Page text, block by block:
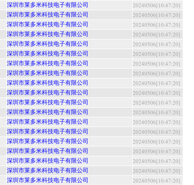
深圳市莱多米科技电子有限公司 20240506[10:47:20]
深圳市莱多米科技电子有限公司 20240506[10:47:20]
深圳市莱多米科技电子有限公司 20240506[10:47:20]
深圳市莱多米科技电子有限公司 20240506[10:47:20]
深圳市莱多米科技电子有限公司 20240506[10:47:20]
深圳市莱多米科技电子有限公司 20240506[10:47:20]
深圳市莱多米科技电子有限公司 20240506[10:47:20]
深圳市莱多米科技电子有限公司 20240506[10:47:20]
深圳市莱多米科技电子有限公司 20240506[10:47:20]
深圳市莱多米科技电子有限公司 20240506[10:47:20]
深圳市莱多米科技电子有限公司 20240506[10:47:20]
深圳市莱多米科技电子有限公司 20240506[10:47:20]
深圳市莱多米科技电子有限公司 20240506[10:47:20]
深圳市莱多米科技电子有限公司 20240506[10:47:20]
深圳市莱多米科技电子有限公司 20240506[10:47:20]
深圳市莱多米科技电子有限公司 20240506[10:47:20]
深圳市莱多米科技电子有限公司 20240506[10:47:20]
深圳市莱多米科技电子有限公司 20240506[10:47:20]
深圳市莱多米科技电子有限公司 20240506[10:47:20]